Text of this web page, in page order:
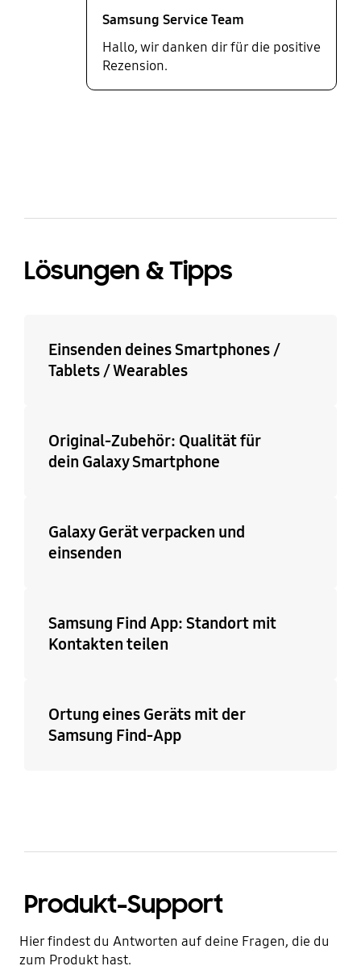
Samsung Service Team
Hallo, wir danken dir für die positive
Rezension.
Lösungen & Tipps
Einsenden deines Smartphones /
Tablets / Wearables
Original-Zubehör: Qualität für
dein Galaxy Smartphone
Galaxy Gerät verpacken und
einsenden
Samsung Find App: Standort mit
Kontakten teilen
Ortung eines Geräts mit der
Samsung Find-App
Produkt-Support
Hier findest du Antworten auf deine Fragen, die du
zum Produkt hast.